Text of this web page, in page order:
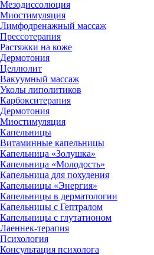
Мезодиссолюция
Миостимуляция
Лимфодренажный массаж
Прессотерапия
Растяжки на коже
Дермотония
Целлюлит
Вакуумный массаж
Уколы липолитиков
Карбокситерапия
Дермотония
Миостимуляция
Капельницы
Витаминные капельницы
Капельница «Золушка»
Капельница «Молодость»
Капельница для похудения
Капельницы «Энергия»
Капельницы в дерматологии
Капельницы с Гептралом
Капельницы с глутатионом
Лаеннек-терапия
Психология
Консультация психолога